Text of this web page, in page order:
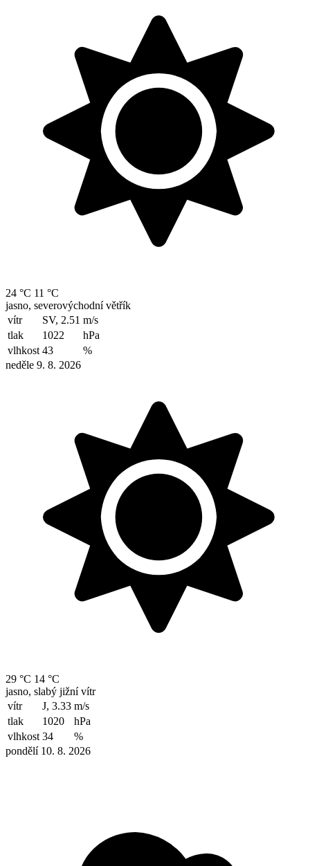
24 °C 11 °C
jasno, severovýchodní větřík
vítr
SV, 2.51 m/s
tlak
1022
hPa
vlhkost 43
%
neděle 9. 8. 2026
29 °C 14 °C
jasno, slabý jižní vítr
vítr
J, 3.33 m/s
tlak
1020
hPa
vlhkost 34
%
pondělí 10. 8. 2026